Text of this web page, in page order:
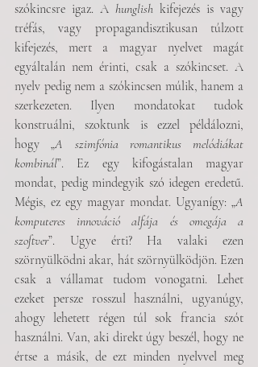
szókincsre igaz. A hunglish kifejezés is vagy
tréfás, vagy propagandisztikusan túlzott
kifejezés, mert a magyar nyelvet magát
egyáltalán nem érinti, csak a szókincset. A
nyelv pedig nem a szókincsen múlik, hanem a
szerkezeten. Ilyen mondatokat tudok
konstruálni, szoktunk is ezzel példálozni,
hogy „A szimfónia romantikus melódiákat
kombinál”. Ez egy kifogástalan magyar
mondat, pedig mindegyik szó idegen eredetű.
Mégis, ez egy magyar mondat. Ugyanígy: „A
komputeres innováció alfája és omegája a
szoftver”. Ugye érti? Ha valaki ezen
szörnyülködni akar, hát szörnyülködjön. Ezen
csak a vállamat tudom vonogatni. Lehet
ezeket persze rosszul használni, ugyanúgy,
ahogy lehetett régen túl sok francia szót
használni. Van, aki direkt úgy beszél, hogy ne
értse a másik, de ezt minden nyelvvel meg